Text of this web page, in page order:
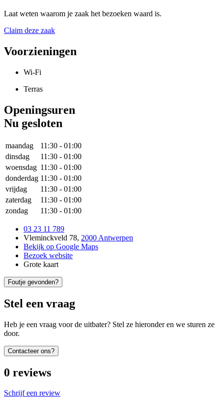
Laat weten waarom je zaak het bezoeken waard is.
Claim deze zaak
Voorzieningen
Wi-Fi
Terras
Openingsuren
Nu gesloten
maandag 11:30 - 01:00
dinsdag
11:30 - 01:00
woensdag 11:30 - 01:00
donderdag 11:30 - 01:00
vrijdag
11:30 - 01:00
zaterdag
11:30 - 01:00
zondag
11:30 - 01:00
03 23 11 789
Vleminckveld 78, 2000 Antwerpen
Bekijk op Google Maps
Bezoek website
Grote kaart
Foutje gevonden?
Stel een vraag
Heb je een vraag voor de uitbater? Stel ze hieronder en we sturen ze
door.
Contacteer ons?
0 reviews
Schrijf een review